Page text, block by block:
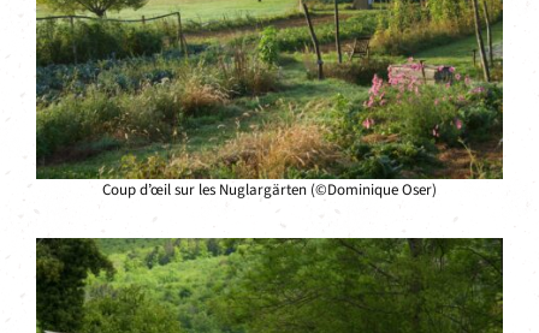
Coup d’œil sur les Nuglargärten (©Dominique Oser)